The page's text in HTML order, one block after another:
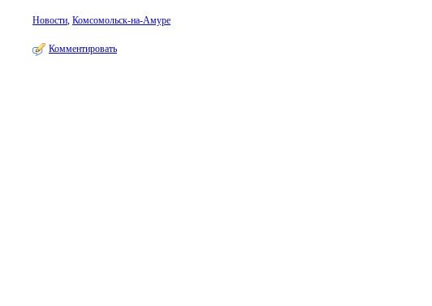
Новости, Комсомольск-на-Амуре
Комментировать